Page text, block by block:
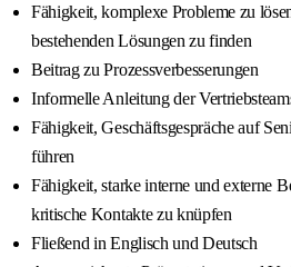
Fähigkeit, komplexe Probleme zu
bestehenden Lösungen zu finden
Beitrag zu Prozessverbesserungen
Informelle Anleitung der
Fähigkeit, Geschäftsgespräche auf
führen
Fähigkeit, starke interne und externe
kritische Kontakte zu knüpfen
Fließend in Englisch und Deutsch